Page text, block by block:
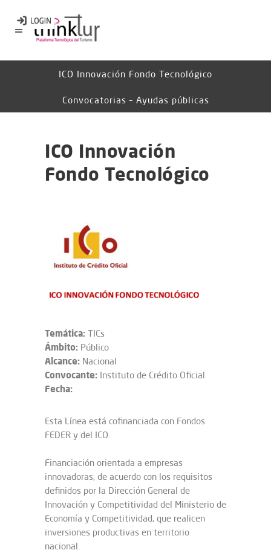
ICO Innovación Fondo Tecnológico
Convocatorias – Ayudas públicas
ICO Innovación
Fondo Tecnológico
Temática: TICs
Ámbito: Público
Alcance: Nacional
Convocante: Instituto de Crédito Oficial
Fecha:
Esta Línea está cofinanciada con Fondos
FEDER y del ICO.
Financiación orientada a empresas
innovadoras, de acuerdo con los requisitos
definidos por la Dirección General de
Innovación y Competitividad del Ministerio de
Economía y Competitividad, que realicen
inversiones productivas en territorio
nacional.